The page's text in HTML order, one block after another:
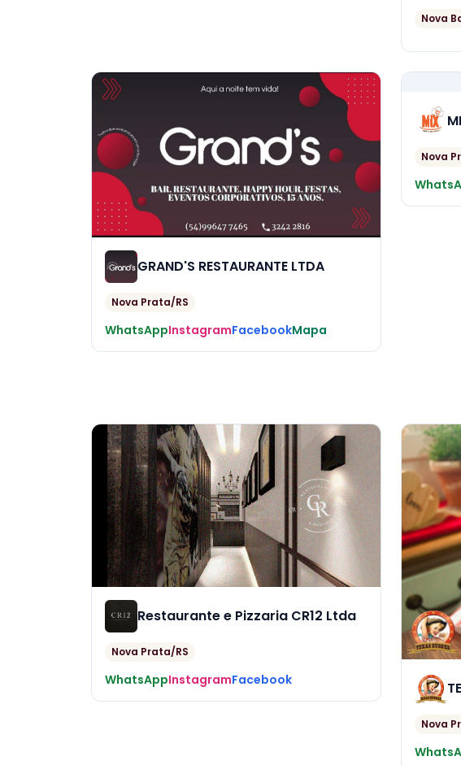
Nova
GRAND'S RESTAURANTE LTDA
Nova Prata/RS
WhatsAppInstagramFacebookMapa
Nova
Restaurante e Pizzaria CR12 Ltda
Nova Prata/RS
WhatsAppInstagramFacebook
Nova